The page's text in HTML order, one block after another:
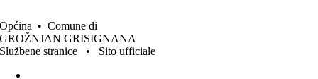
Općina • Comune di
GROŽNJAN GRISIGNANA
Službene stranice • Sito ufficiale